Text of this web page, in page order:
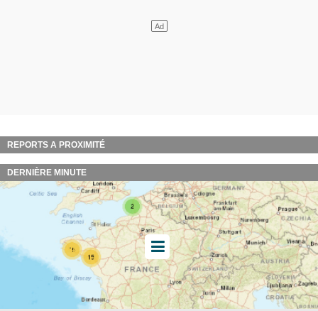
REPORTS A PROXIMITÉ
DERNIÈRE MINUTE